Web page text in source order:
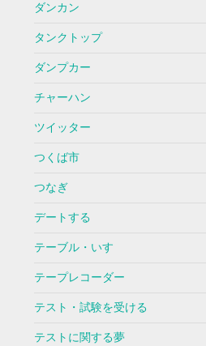
ダンカン
タンクトップ
ダンプカー
チャーハン
ツイッター
つくば市
つなぎ
デートする
テーブル・いす
テープレコーダー
テスト・試験を受ける
テストに関する夢